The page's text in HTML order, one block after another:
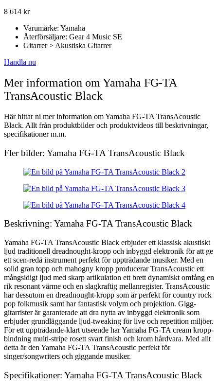
8 614 kr
Varumärke: Yamaha
Återförsäljare: Gear 4 Music SE
Gitarrer > Akustiska Gitarrer
Handla nu
Mer information om Yamaha FG-TA
TransAcoustic Black
Här hittar ni mer information om Yamaha FG-TA TransAcoustic
Black. Allt från produktbilder och produktvideos till beskrivningar,
specifikationer m.m.
Fler bilder: Yamaha FG-TA TransAcoustic Black
Beskrivning: Yamaha FG-TA TransAcoustic Black
Yamaha FG-TA TransAcoustic Black erbjuder ett klassisk akustiskt
ljud traditionell dreadnought-kropp och inbyggd elektronik för att ge
ett scen-redå instrument perfekt för uppträdande musiker. Med en
solid gran topp och mahogny kropp producerar TransAcoustic ett
mångsidigt ljud med skarp artikulation ett brett dynamiskt omfång en
rik resonant värme och en slagkraftig mellanregister. TransAcoustic
har dessutom en dreadnought-kropp som är perfekt för country rock
pop folkmusik samt har fantastisk volym och projektion. Gigg-
gitarrister är garanterade att dra nytta av inbyggd elektronik som
erbjuder grundläggande ljud-tweaking för live och repetition miljöer.
För ett uppträdande-klart utseende har Yamaha FG-TA cream kropp-
bindning multi-stripe rosett svart finish och krom hårdvara. Med allt
detta är den Yamaha FG-TA TransAcoustic perfekt för
singer/songwriters och giggande musiker.
Specifikationer: Yamaha FG-TA TransAcoustic Black